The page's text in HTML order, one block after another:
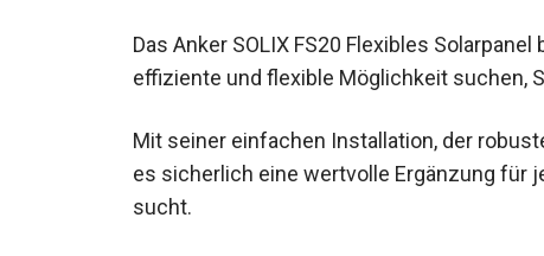
Das Anker SOLIX FS20 Flexibles
effiziente und flexible Möglichkeit suchen,
Mit seiner einfachen Installation, der
es sicherlich eine wertvolle Ergänzung für
sucht.